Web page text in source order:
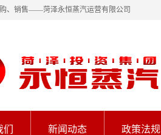
、销售——菏泽永恒蒸汽运营有限公司
新闻动态 政策法规